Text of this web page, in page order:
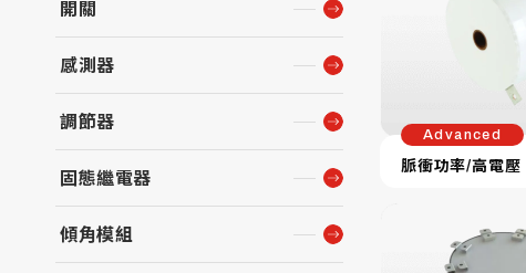
開關
感測器
調節器
固態繼電器
傾角模組
Advanced
脈衝功率/高電壓